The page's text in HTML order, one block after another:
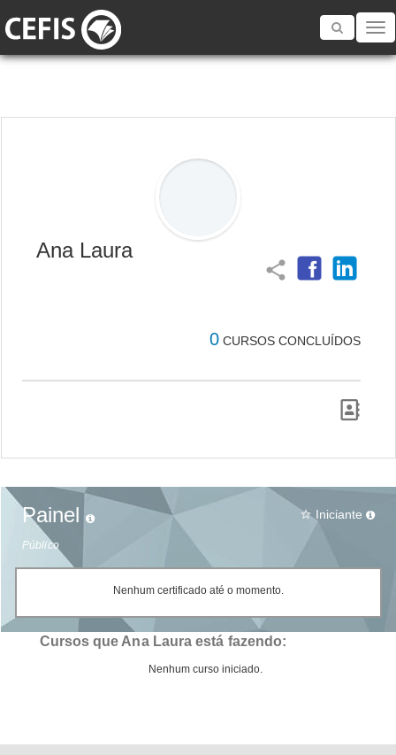
Toggle
Ana Laura
share
0 CURSOS CONCLUÍDOS
Painel
Público
star_border Iniciante
Nenhum certificado até o momento.
Cursos que Ana Laura está fazendo:
Nenhum curso iniciado.